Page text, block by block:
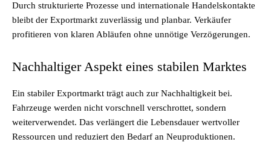
Durch strukturierte Prozesse und internationale Handelskontakte
bleibt der Exportmarkt zuverlässig und planbar. Verkäufer
profitieren von klaren Abläufen ohne unnötige Verzögerungen.
Nachhaltiger Aspekt eines stabilen Marktes
Ein stabiler Exportmarkt trägt auch zur Nachhaltigkeit bei.
Fahrzeuge werden nicht vorschnell verschrottet, sondern
weiterverwendet. Das verlängert die Lebensdauer wertvoller
Ressourcen und reduziert den Bedarf an Neuproduktionen.